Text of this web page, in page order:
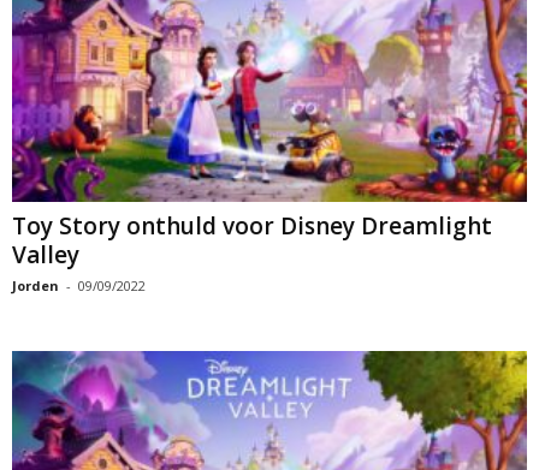
Toy Story onthuld voor Disney Dreamlight
Valley
Jorden - 09/09/2022